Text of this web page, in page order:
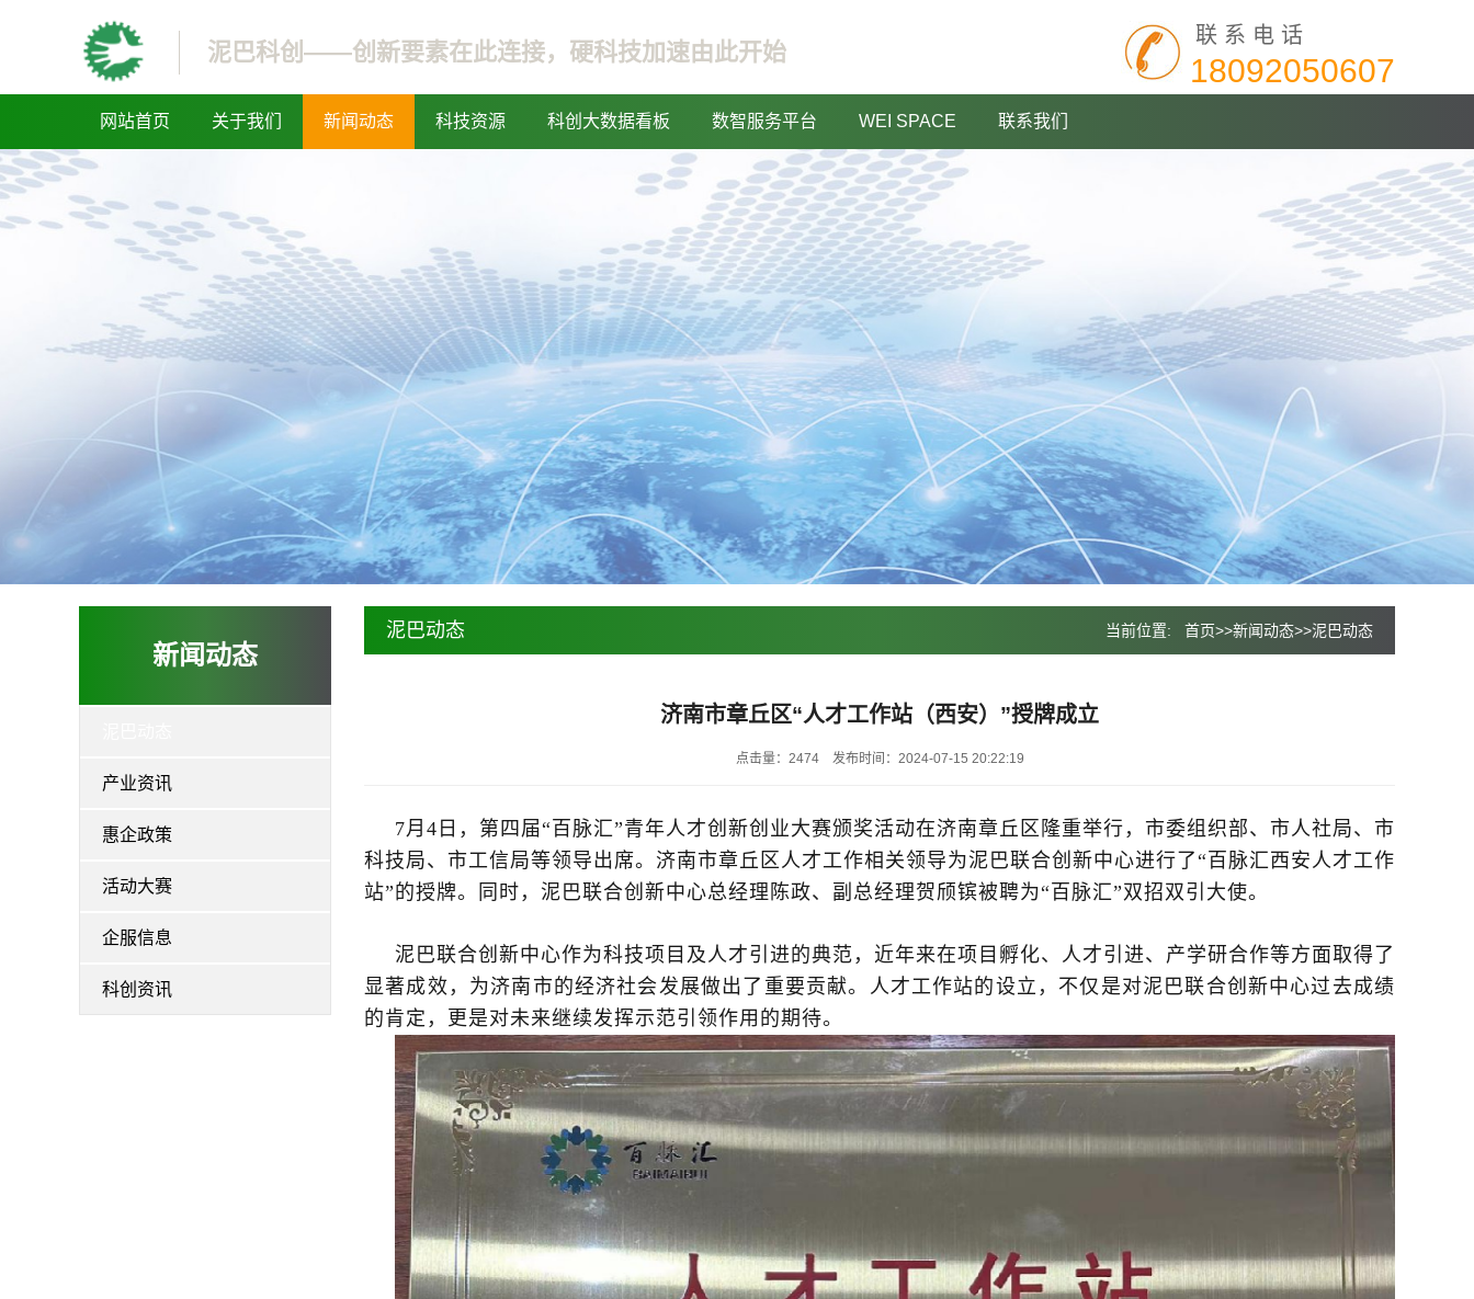
泥巴科创——创新要素在此连接，硬科技加速由此开始
联系电话
18092050607
网站首页 关于我们 新闻动态 科技资源 科创大数据看板 数智服务平台 WEI SPACE 联系我们
新闻动态
产业资讯
惠企政策
活动大赛
企服信息
科创资讯
泥巴动态 当前位置: 首页>>新闻动态>>泥巴动态
济南市章丘区“人才工作站（西安）”授牌成立
点击量：2474 发布时间：2024-07-15 20:22:19
7月4日，第四届“百脉汇”青年人才创新创业大赛颁奖活动在济南章丘区隆重举行，市委组织部、市人社局、市
科技局、市工信局等领导出席。济南市章丘区人才工作相关领导为泥巴联合创新中心进行了“百脉汇西安人才工作
站”的授牌。同时，泥巴联合创新中心总经理陈政、副总经理贺颀镔被聘为“百脉汇”双招双引大使。
泥巴联合创新中心作为科技项目及人才引进的典范，近年来在项目孵化、人才引进、产学研合作等方面取得了
显著成效，为济南市的经济社会发展做出了重要贡献。人才工作站的设立，不仅是对泥巴联合创新中心过去成绩
的肯定，更是对未来继续发挥示范引领作用的期待。